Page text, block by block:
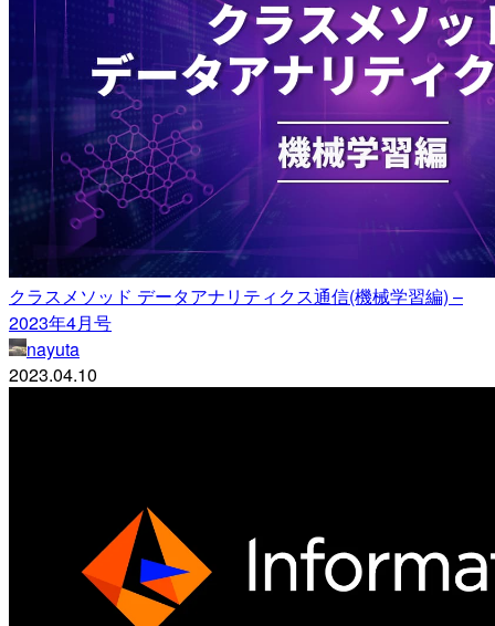
クラスメソッド データアナリティクス通信(機械学習編) –
2023年4月号
nayuta
2023.04.10